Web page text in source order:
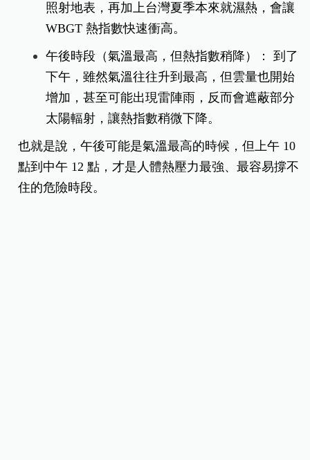
照射地表，再加上台灣夏季本來就濕熱，會讓
WBGT 熱指數快速衝高。
午後時段（氣溫最高，但熱指數稍降）： 到了
下午，雖然氣溫往往升到最高，但雲量也開始
增加，甚至可能出現雷陣雨，反而會遮蔽部分
太陽輻射，讓熱指數稍微下降。
也就是說，午後可能是氣溫最高的時候，但上午 10
點到中午 12 點，才是人體熱壓力最強、最容易撐不
住的危險時段。